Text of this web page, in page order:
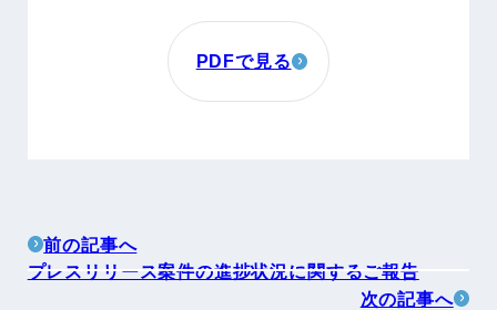
PDFで見る
前の記事へ
プレスリリース案件の進捗状況に関するご報告
次の記事へ